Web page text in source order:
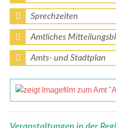
Sprechzeiten
Amtliches
Amts- und Stadtplan